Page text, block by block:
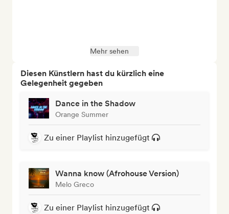
Mehr sehen
Diesen Künstlern hast du kürzlich eine
Gelegenheit gegeben
Dance in the Shadow
Orange Summer
Zu einer Playlist hinzugefügt
Wanna know (Afrohouse Version)
Melo Greco
Zu einer Playlist hinzugefügt